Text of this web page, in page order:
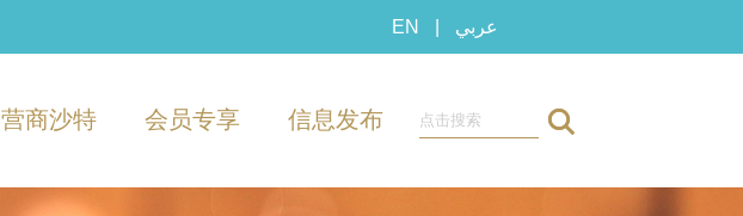
EN عربي
营商沙特 会员专享 信息发布